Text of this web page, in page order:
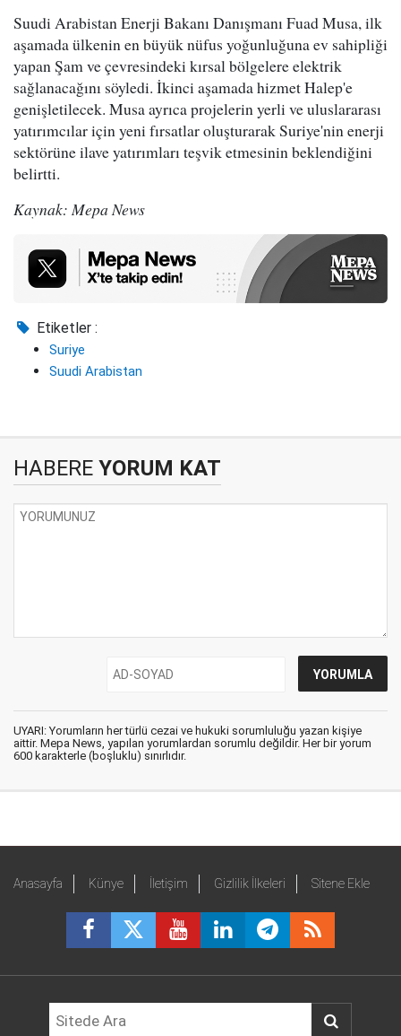
Suudi Arabistan Enerji Bakanı Danışmanı Fuad Musa, ilk
aşamada ülkenin en büyük nüfus yoğunluğuna ev sahipliği
yapan Şam ve çevresindeki kırsal bölgelere elektrik
sağlanacağını söyledi. İkinci aşamada hizmet Halep'e
genişletilecek. Musa ayrıca projelerin yerli ve uluslararası
yatırımcılar için yeni fırsatlar oluşturarak Suriye'nin enerji
sektörüne ilave yatırımları teşvik etmesinin beklendiğini
belirtti.
Kaynak: Mepa News
Etiketler :
Suriye
Suudi Arabistan
HABERE YORUM KAT
UYARI: Yorumların her türlü cezai ve hukuki sorumluluğu yazan kişiye
aittir. Mepa News, yapılan yorumlardan sorumlu değildir. Her bir yorum
600 karakterle (boşluklu) sınırlıdır.
Anasayfa Künye İletişim Gizlilik İlkeleri Sitene Ekle